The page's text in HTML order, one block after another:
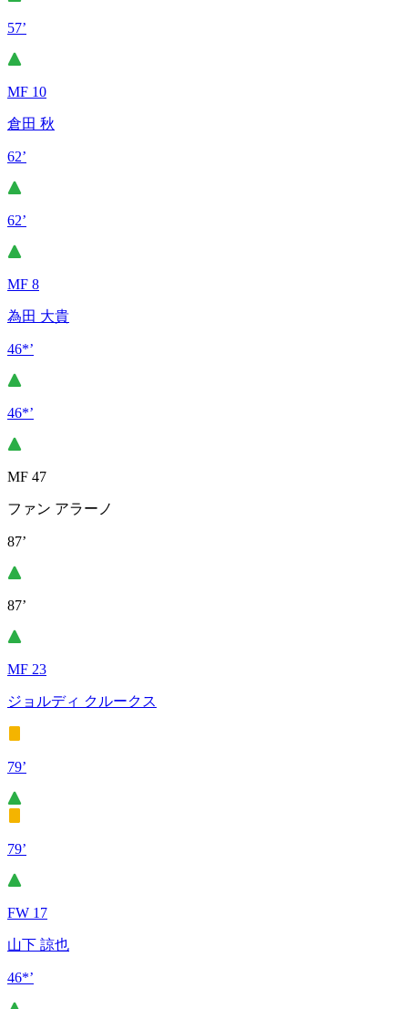
57’
MF 10
倉田 秋
62’
62’
MF 8
為田 大貴
46*’
46*’
MF 47
ファン アラーノ
87’
87’
MF 23
ジョルディ クルークス
79’
79’
FW 17
山下 諒也
46*’